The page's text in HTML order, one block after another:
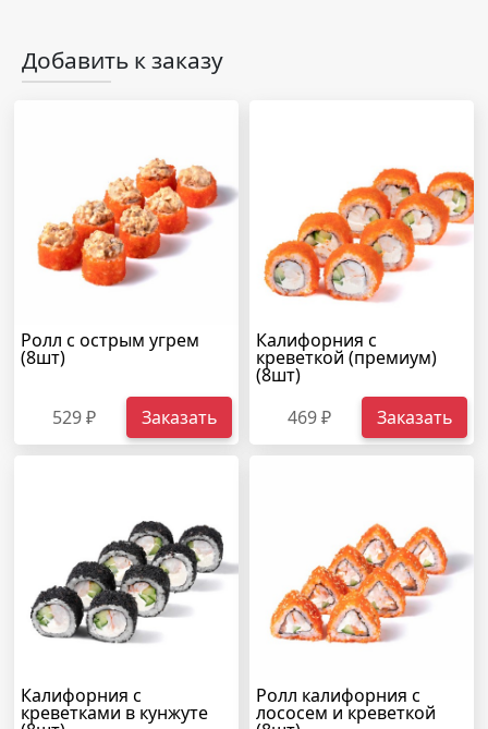
Добавить к заказу
Ролл с острым угрем
(8шт)
529 ₽ Заказать
Калифорния с
креветкой (премиум)
(8шт)
469 ₽
Заказать
Калифорния с
креветками в кунжуте
Ролл калифорния с
лососем и креветкой